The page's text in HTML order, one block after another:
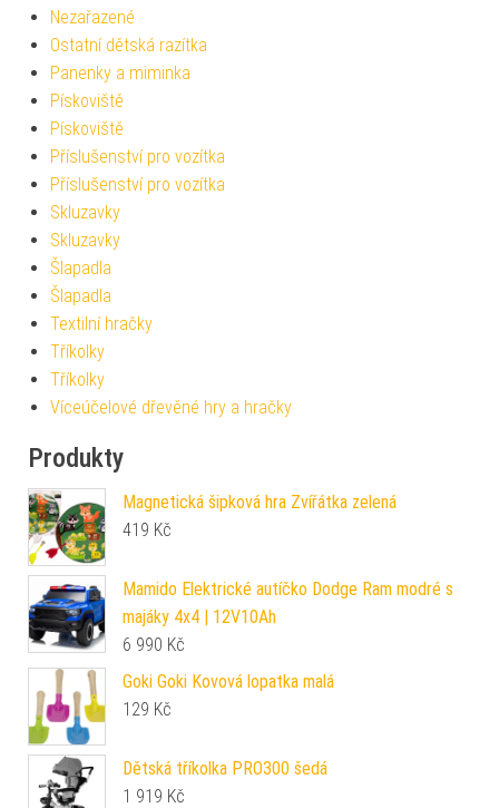
Nezařazené
Ostatní dětská razítka
Panenky a miminka
Pískoviště
Pískoviště
Příslušenství pro vozítka
Příslušenství pro vozítka
Skluzavky
Skluzavky
Šlapadla
Šlapadla
Textilní hračky
Tříkolky
Tříkolky
Víceúčelové dřevěné hry a hračky
Produkty
Magnetická šipková hra Zvířátka zelená
419 Kč
Mamido Elektrické autíčko Dodge Ram modré s
majáky 4x4 | 12V10Ah
6 990 Kč
Goki Goki Kovová lopatka malá
129 Kč
Dětská tříkolka PRO300 šedá
1 919 Kč